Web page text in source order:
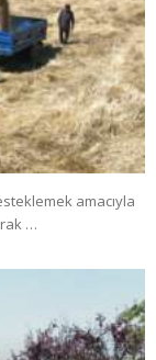
amacıyla
…